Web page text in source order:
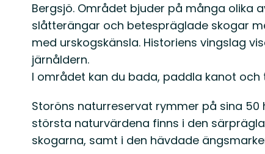
Bergsjö. Området bjuder på många olika
slåtterängar och betespräglade skogar
med urskogskänsla. Historiens vingslag
järnåldern.
I området kan du bada, paddla kanot
Storöns naturreservat rymmer på sina
största naturvärdena finns i den
skogarna, samt i den hävdade